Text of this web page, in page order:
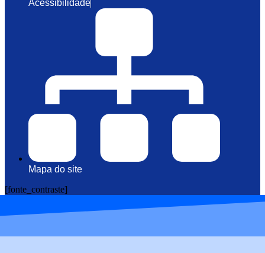
Acessibilidade
Mapa do site
[fonte_contraste]